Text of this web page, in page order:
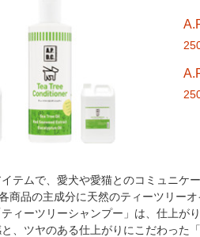
イテムで、愛犬や愛猫とのコミュニ
商品の主成分に天然のティーツリー
ィーツリーシャンプー」は、仕上が
、ツヤのある仕上がりにこだわった